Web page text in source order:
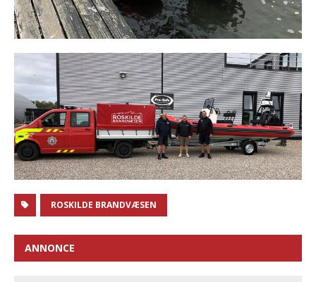
ROSKILDE BRANDVÆSEN
ANNONCE